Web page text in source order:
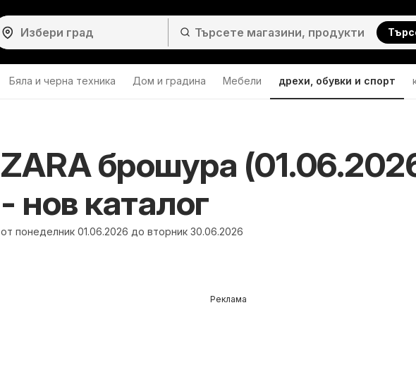
Бяла и черна техника Дом и градина Мебели дрехи, обувки и спорт
ZARA брошура
- нов каталог
от понеделник 01.06.2026 до вторник 30.06.2026
Реклама